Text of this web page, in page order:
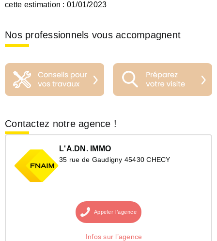
cette estimation : 01/01/2023
Nos professionnels vous accompagnent
Contactez notre agence !
L'A.DN. IMMO
35 rue de Gaudigny 45430 CHECY
Appeler l’agence
Infos sur l’agence